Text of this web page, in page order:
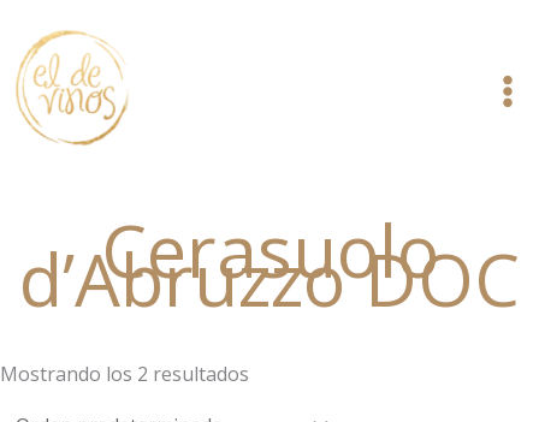
contenido
Cerasuolo
d’Abruzzo DOC
Mostrando los 2 resultados